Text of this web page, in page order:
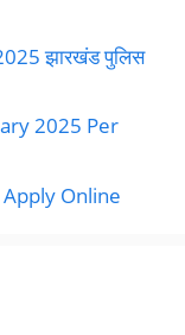
झारखंड पुलिस
2025 Per
Online